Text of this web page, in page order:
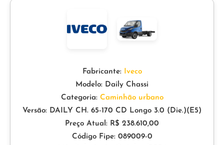
Fabricante: Iveco
Modelo: Daily Chassi
Categoria: Caminhão urbano
Versão: DAILY CH. 65-170 CD Longo 3.0 (Die.)(E5)
Preço Atual: R$ 238.610,00
Código Fipe: 089009-0